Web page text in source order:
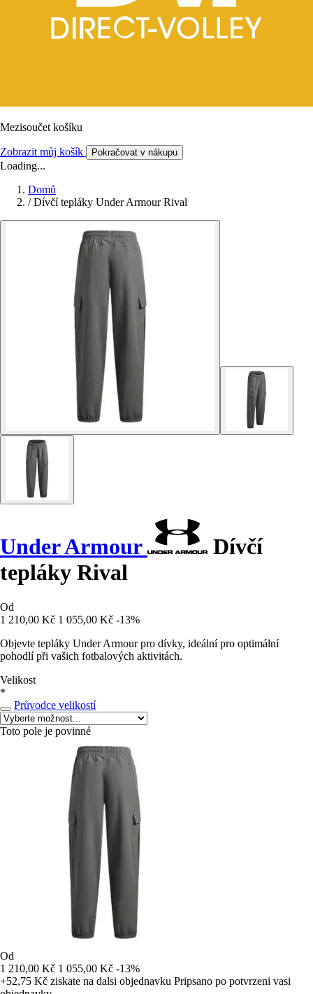
Mezisoučet košíku
Zobrazit můj košík Pokračovat v nákupu
Loading...
Domů
/ Dívčí tepláky Under Armour Rival
Under Armour
Dívčí
tepláky Rival
Od
1 210,00 Kč 1 055,00 Kč -13%
Objevte tepláky Under Armour pro dívky, ideální pro optimální
pohodlí při vašich fotbalových aktivitách.
Velikost
*
Průvodce velikostí
Toto pole je povinné
Od
1 210,00 Kč 1 055,00 Kč -13%
+52,75 Kč ziskate na dalsi objednavku Pripsano po potvrzeni vasi